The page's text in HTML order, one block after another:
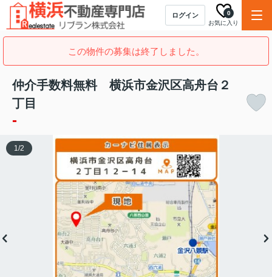
ログイン
お気に入り
0
この物件の募集は終了しました。
仲介手数料無料 横浜市金沢区高舟台２
丁目
-
1/2